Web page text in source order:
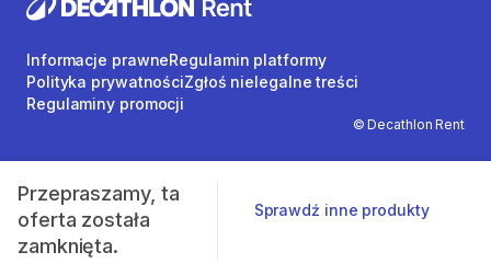
Przepraszamy, ta
oferta została
zamknięta.
Sprawdź inne produkty
© Decathlon Rent
Informacje prawneRegulamin platformy
Polityka prywatnościZgłoś nielegalne treści
Regulaminy promocji